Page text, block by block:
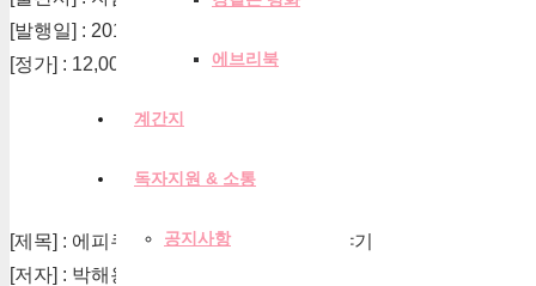
에브리북
계간지
독자지원 & 소통
공지사항
[발행일] : 2019-10-30
[정가] : 12,000원
[제목] : 에피쿠로스가 들려주는 쾌락 이야기
[저자] : 박해용